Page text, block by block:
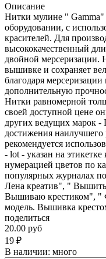
Описание
Нитки мулине " Gamma"
оборудовании, с
красителей. Для
высококачественный
двойной мерсеризации.
вышивке и сохраняет
благодаря
дополнительную
Нитки равномерной
своей доступной цене
других ведущих марок -
достижения наилучшего
рекомендуется
- lot - указан на
нумерацией цветов по
популярных журналах
Лена креатив", "
Вышиваю крестиком", "
модель. Вышивка
поделиться
20.00 руб
19 ₽
В наличии: много